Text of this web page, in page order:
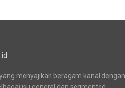
menyajikan beragam kanal dengan